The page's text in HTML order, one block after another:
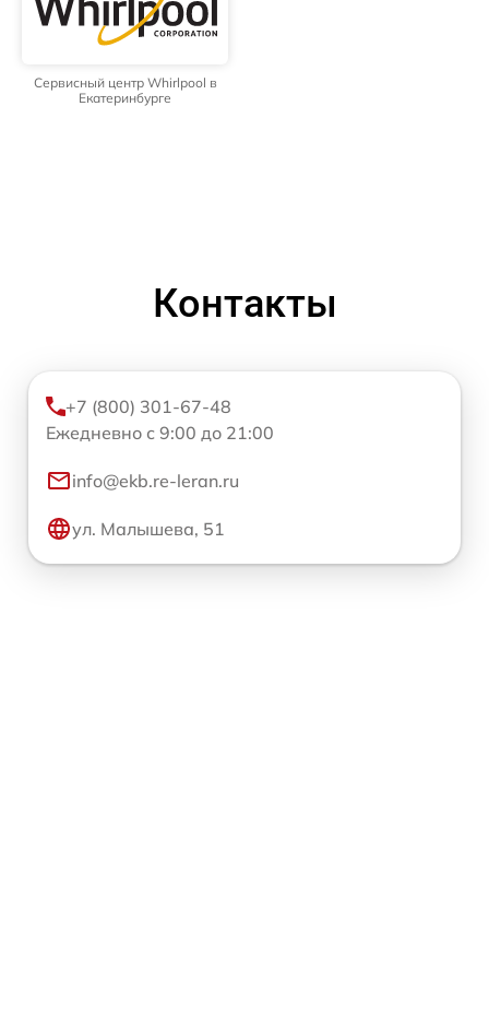
Сервисный центр Whirlpool в
Екатеринбурге
Контакты
+7 (800) 301-67-48
Ежедневно с 9:00 до 21:00
info@ekb.re-leran.ru
ул. Малышева, 51